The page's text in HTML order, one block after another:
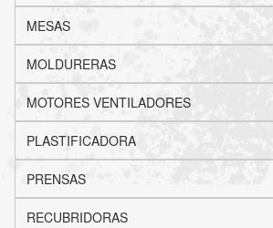
MESAS
MOLDURERAS
MOTORES VENTILADORES
PLASTIFICADORA
PRENSAS
RECUBRIDORAS